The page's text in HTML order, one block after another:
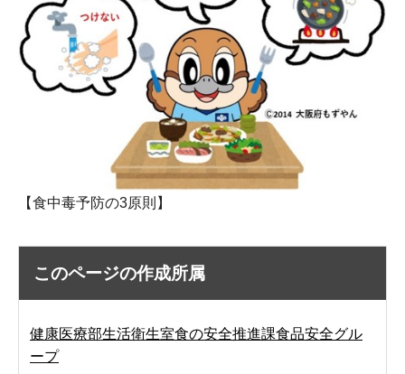
【食中毒予防の3原則】
このページの作成所属
健康医療部生活衛生室食の安全推進課食品安全グル
ープ